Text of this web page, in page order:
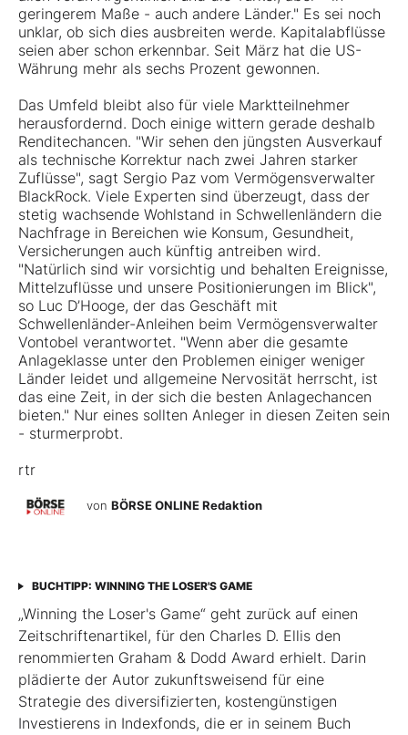
geringerem Maße - auch andere Länder." Es sei noch
unklar, ob sich dies ausbreiten werde. Kapitalabflüsse
seien aber schon erkennbar. Seit März hat die US-
Währung mehr als sechs Prozent gewonnen.
Das Umfeld bleibt also für viele Marktteilnehmer
herausfordernd. Doch einige wittern gerade deshalb
Renditechancen. "Wir sehen den jüngsten Ausverkauf
als technische Korrektur nach zwei Jahren starker
Zuflüsse", sagt Sergio Paz vom Vermögensverwalter
BlackRock. Viele Experten sind überzeugt, dass der
stetig wachsende Wohlstand in Schwellenländern die
Nachfrage in Bereichen wie Konsum, Gesundheit,
Versicherungen auch künftig antreiben wird.
"Natürlich sind wir vorsichtig und behalten Ereignisse,
Mittelzuflüsse und unsere Positionierungen im Blick",
so Luc D’Hooge, der das Geschäft mit
Schwellenländer-Anleihen beim Vermögensverwalter
Vontobel verantwortet. "Wenn aber die gesamte
Anlageklasse unter den Problemen einiger weniger
Länder leidet und allgemeine Nervosität herrscht, ist
das eine Zeit, in der sich die besten Anlagechancen
bieten." Nur eines sollten Anleger in diesen Zeiten sein
- sturmerprobt.
rtr
von BÖRSE ONLINE Redaktion
BUCHTIPP: WINNING THE LOSER'S GAME
„Winning the Loser's Game“ geht zurück auf einen
Zeitschriftenartikel, für den Charles D. Ellis den
renommierten Graham & Dodd Award erhielt. Darin
plädierte der Autor zukunftsweisend für eine
Strategie des diversifizierten, kostengünstigen
Investierens in Indexfonds, die er in seinem Buch